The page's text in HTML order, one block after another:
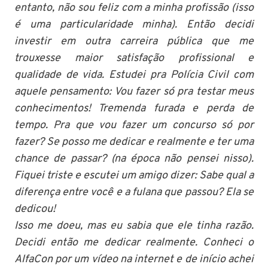
entanto, não sou feliz com a minha profissão (isso
é uma particularidade minha). Então decidi
investir em outra carreira pública que me
trouxesse maior satisfação profissional e
qualidade de vida. Estudei pra Polícia Civil com
aquele pensamento: Vou fazer só pra testar meus
conhecimentos! Tremenda furada e perda de
tempo. Pra que vou fazer um concurso só por
fazer? Se posso me dedicar e realmente e ter uma
chance de passar? (na época não pensei nisso).
Fiquei triste e escutei um amigo dizer: Sabe qual a
diferença entre você e a fulana que passou? Ela se
dedicou!
Isso me doeu, mas eu sabia que ele tinha razão.
Decidi então me dedicar realmente. Conheci o
AlfaCon por um vídeo na internet e de início achei